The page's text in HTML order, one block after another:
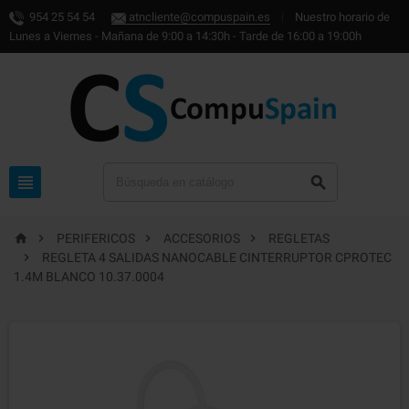
954 25 54 54 atncliente@compuspain.es
Nuestro horario de
Lunes a Viernes - Mañana de 9:00 a 14:30h - Tarde de 16:00 a 19:00h
 
  PERIFERICOS  ACCESORIOS 
REGLETAS

REGLETA 4 SALIDAS NANOCABLE CINTERRUPTOR CPROTEC
1.4M BLANCO 10.37.0004